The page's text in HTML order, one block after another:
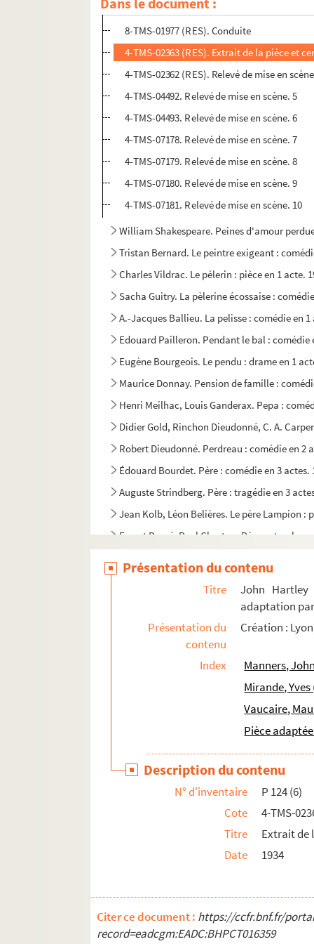
8-TMS-01976 (RES). Exemplaire de
8-TMS-01977 (RES). Conduite
4-TMS-02363 (RES). Extrait de la pièce et
4-TMS-02362 (RES). Relevé de mise en
4-TMS-04492. Relevé de mise en scène. 5
4-TMS-04493. Relevé de mise en scène. 6
4-TMS-07178. Relevé de mise en scène. 7
4-TMS-07179. Relevé de mise en scène. 8
4-TMS-07180. Relevé de mise en scène. 9
4-TMS-07181. Relevé de mise en scène. 10
William Shakespeare. Peines d'amour
Tristan Bernard. Le peintre exigeant :
Charles Vildrac. Le pèlerin : pièce en 1 acte.
Sacha Guitry. La pèlerine écossaise :
A.-Jacques Ballieu. La pelisse : comédie en 1
Edouard Pailleron. Pendant le bal : comédie
Eugène Bourgeois. Le pendu : drame en 1
Maurice Donnay. Pension de famille :
Henri Meilhac, Louis Ganderax. Pepa :
Didier Gold, Rinchon Dieudonné, C. A.
Robert Dieudonné. Perdreau : comédie en 2
Édouard Bourdet. Père : comédie en 3 actes.
Auguste Strindberg. Père : tragédie en 3
Jean Kolb, Léon Belières. Le père Lampion :
Ernest Depré, Paul Charton. Père naturel :
Line Deberre. Une perle chez des huitres :
Maurice Dekobra. La perle de Chicago :
Victorien Sardou. La perle noire : comédie
Sacha Guitry. Les perles de la couronne ou
Mélesville, Pierre-Frédéric-Adolphe
Eschyle. Les Perses : tragédie. Traduction
Jean Vauthier. Le personnage combattant
André de Lorde, Pierre Chaine. Les pervertis
Henri Lavedan. Pétard : pièce en 3 actes.
Alfred Machard. Le petit aiglon : conte
Claude-André Puget. Un petit ange de rien
Erskine Caldwell. Le petit arpent du Bon
Tristan Bernard. Le petit café : comédie en 3
William Busnach. Le petit Jacques : drame
Présentation du contenu
Titre
John
adaptation par
Présentation du
contenu
Création :
Index
Manners,
Mirande, Yves
Vaucaire,
Pièce
Description du contenu
N° d'inventaire
P 124 (6)
Cote
4-TMS-
Titre
Extrait de
Date
1934
Citer ce document : https://ccfr.bnf.fr/
record=eadcgm:EADC:BHPCT016359